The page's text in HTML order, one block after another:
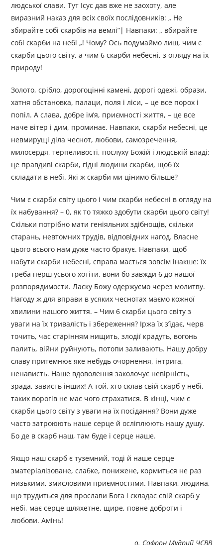
людської слави. Тут Ісус дав вже не заохоту, але
виразний наказ для всіх своїх послідовників: „ Не
збирайте собі скарбів на вемлі”| Навпаки: „ вбирайте
собі скарби на небі „! Чому? Ось подумаймо лиш, чим є
скарби цього світу, а чим 6 скарби небесні, з огляду на їх
природу!
Золото, срібло, дорогоцінні камені, дорогі одежі, образи,
хатня обстановка, палаци, поля і ліси, – це все порох і
попіл. А слава, добре ім’я, приємності життя, – це все
наче вітер і дим, проминає. Навпаки, скарби небесні, це
невмирущі діла чеснот, любови, самозречення,
милосердя, терпеливості, послуху Божій і людській владі;
це правдиві скарби, гідні людини скарби, щоб їх
складати в небі. Які ж скарби ми цінимо більше?
Чим є скарби світу цього і чим скарби небесні в огляду на
їх набування? – 0, як то тяжко здобути скарби цього світу!
Скільки потрібно мати геніяльних здібнощів, скільки
старань, невтомних трудів, відповідних нагод. Власне
цього всього нам дуже часто бракує. Навпаки, щоб
набути скарби небесні, справа мається зовсім інакше: їх
треба перш усього хотіти, вони бо завжди 6 до нашої
розпорядимости. Ласку Божу одержуємо через молитву.
Нагоду ж для вправи в усяких чеснотах маємо кожної
хвилини нашого життя. – Чим 6 скарби цього світу з
уваги на їх тривалість і збереження? Іржа їх з’їдає, черв
точить, час старінням нищить, злодії крадуть, вогонь
палить, війни руйнують, потопи заливають. Нашу добру
славу притемнює яке небудь очорнення, інтрига,
ненависть. Наше вдоволення заколочує невірність,
зрада, зависть інших! А той, хто склав свій скарб у небі,
таких ворогів не має чого страхатися. В кінці, чим є
скарби цього світу з уваги на їх посідання? Вони дуже
часто затроюють наше серце й осліплюють нашу душу.
Бо де в скарб наш, там буде і серце наше.
Якщо наш скарб є туземний, тоді й наше серце
зматеріалізоване, слабке, понижене, кормиться не раз
низькими, змисловими приємностями. Навпаки, людина,
що трудиться для прослави Бога і складає свій скарб у
небі, має серце шляхетне, щире, повне доброти і
любови. Амінь!
о. Софрон Мудрий ЧСВВ